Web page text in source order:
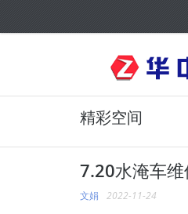
精彩空间
7.20水淹车
文娟 2022-11-24